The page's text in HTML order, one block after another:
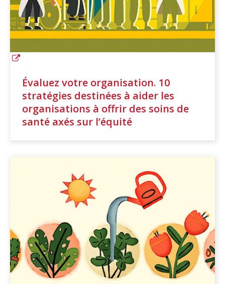
Évaluez votre organisation. 10
stratégies destinées à aider les
organisations à offrir des soins de
santé axés sur l’équité